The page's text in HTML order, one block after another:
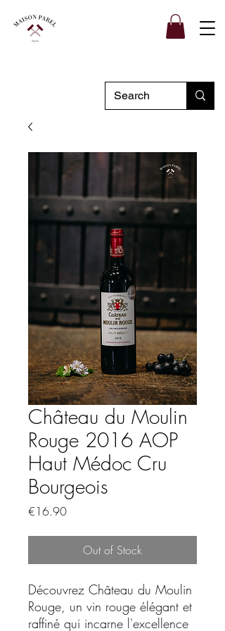
Château du Moulin
Rouge 2016 AOP
Haut Médoc Cru
Bourgeois
€16.90Price
Out of Stock
Découvrez Château du Moulin
Rouge, un vin rouge élégant et
raffiné qui incarne l'excellence